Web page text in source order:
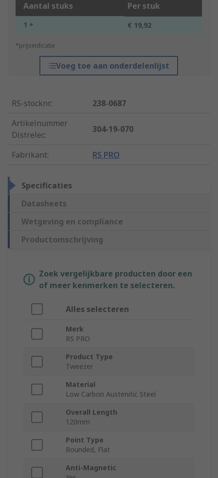
Aantal stuks Per stuk
1 + € 19,92
*prijsindicatie
Voeg toe aan onderdelenlijst
RS-stocknr.:
238-0687
Artikelnummer
Distrelec:
304-19-070
Fabrikant: RS PRO
Specificaties
Datasheets
Wetgeving en compliance
Productomschrijving
Zoek vergelijkbare producten door een
of meer kenmerken te selecteren.
Alles selecteren
Merk
RS PRO
Product Type
Tweezer
Material
Low Carbon Austenitic Steel
Overall Length
120mm
Point Type
Rounded, Flat
Anti-Magnetic